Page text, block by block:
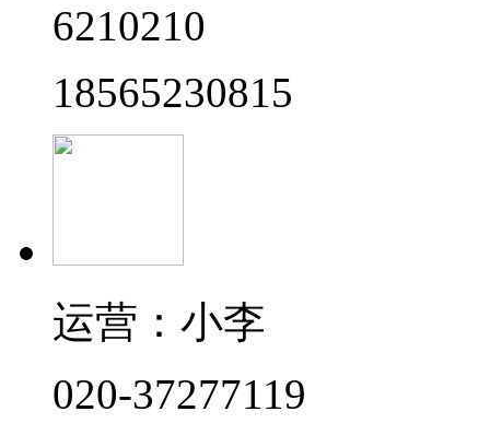
6210210
18565230815
运营：小李
020-37277119